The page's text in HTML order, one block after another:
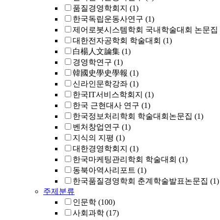
품질경영학회지 (1)
한국독립운동사연구 (1)
제어로봇시스템학회 국내학술대회 논문집
대한전자공학회 학술대회 (1)
白楊人文論集 (1)
경영학연구 (1)
韓國史學史學報 (1)
신라인문학강좌 (1)
한국IT서비스학회지 (1)
한국 근현대사 연구 (1)
한국정보처리학회 학술대회논문집 (1)
벤처창업연구 (1)
지식의 지평 (1)
대한경영학회지 (1)
한국마케팅관리학회 학술대회 (1)
동북아역사리포트 (1)
한국품질경영학회 춘계학술발표논문집 (1)
주제분류
인문학 (100)
사회과학 (17)